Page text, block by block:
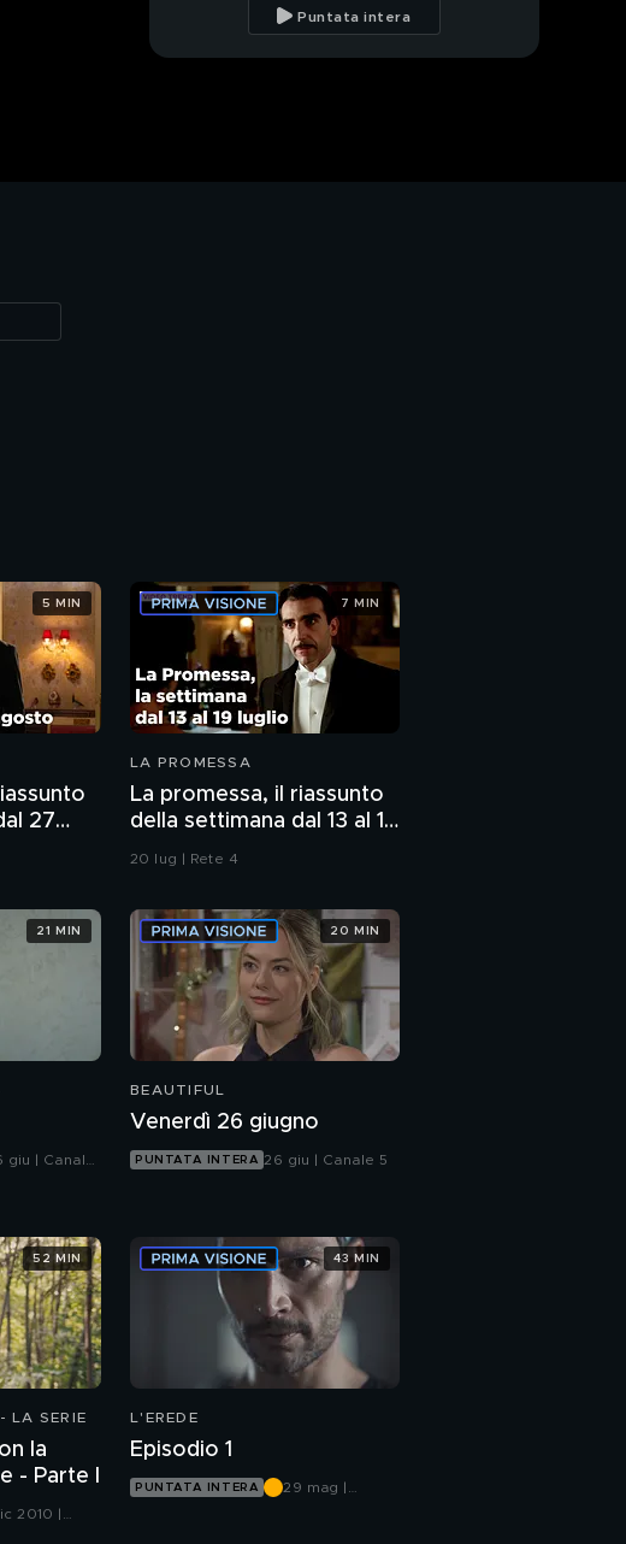
Puntata intera
27
5 MIN
LA PROMESSA
La promessa, il riassunto
della settimana dal 13 al 19
luglio
20 lug | Rete 4
7 MIN
giu | Canale
21 MIN
BEAUTIFUL
Venerdì 26 giugno
PUNTATA INTERA 26 giu | Canale 5
20 MIN
LA SERIE
la
camicia scozzese - Parte I
2010 |
52 MIN
L'EREDE
Episodio 1
PUNTATA INTERA
29 mag |
43 MIN